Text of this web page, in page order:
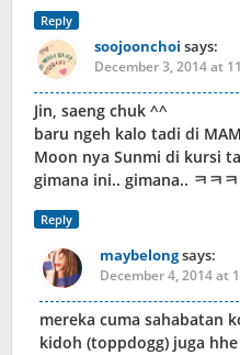
Reply
soojoonchoi says:
December 3, 2014 at
Jin, saeng chuk ^^
baru ngeh kalo tadi di
Moon nya Sunmi di kursi
gimana ini.. gimana.. ㅋㅋㅋ
Reply
maybelongsays:
December 4, 2014 at
mereka cuma sahabatan
kidoh (toppdogg) juga hhe